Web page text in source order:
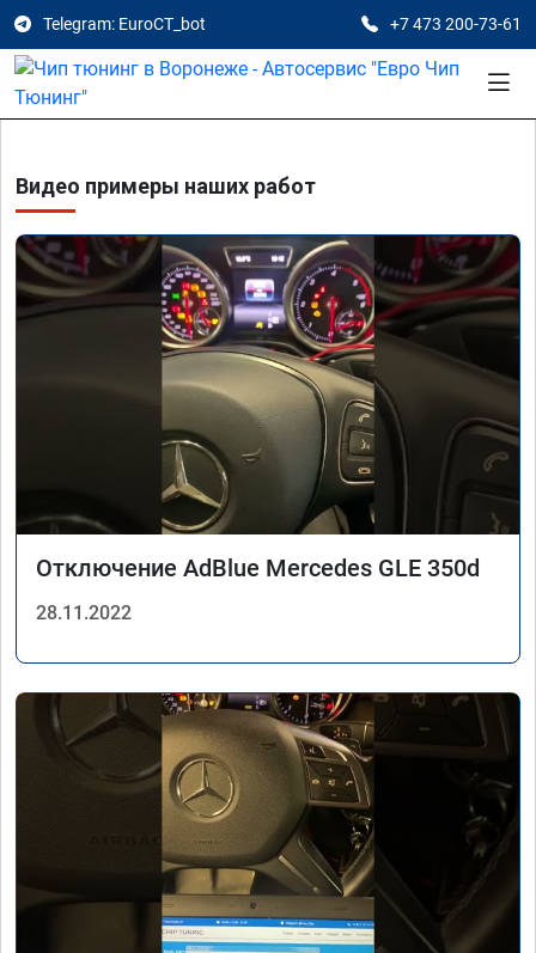
Telegram: EuroCT_bot +7 473 200-73-61
Видео примеры наших работ
Отключение AdBlue Mercedes GLE 350d
28.11.2022